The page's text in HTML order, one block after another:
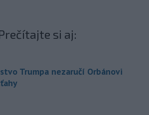
si aj:
Trumpa nezaručí Orbánovi